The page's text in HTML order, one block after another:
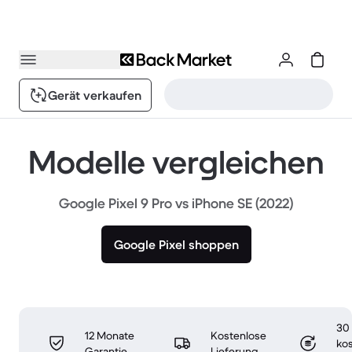
Gerät verkaufen
Modelle vergleichen
Google Pixel 9 Pro vs iPhone SE (2022)
Google Pixel shoppen
12 Monate
Kostenlose
30